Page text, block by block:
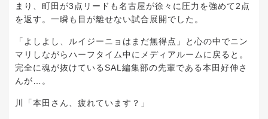
まり、町田が3点リードも名古屋が徐々に圧力を強めて2点
を返す。一瞬も目が離せない試合展開でした。
「よしよし、ルイジーニョはまだ無得点」と心の中でニン
マリしながらハーフタイム中にメディアルームに戻ると。
完全に魂が抜けているSAL編集部の先輩である本田好伸さ
んが…。
川「本田さん、疲れています？」